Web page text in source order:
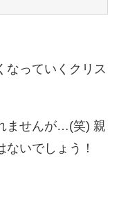
なっていくクリス
ませんが…(笑) 親
いでしょう！